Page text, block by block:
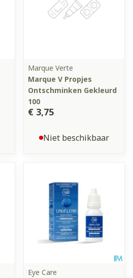
Marque Verte
Marque V Propjes
Ontschminken Gekleurd
100
€ 3,75
Niet beschikbaar
Eye Care